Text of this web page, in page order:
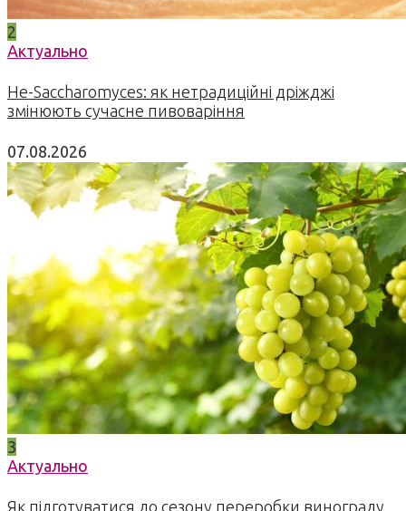
2
Актуально
Не-Saccharomyces: як нетрадиційні дріжджі
змінюють сучасне пивоваріння
07.08.2026
3
Актуально
Як підготуватися до сезону переробки винограду